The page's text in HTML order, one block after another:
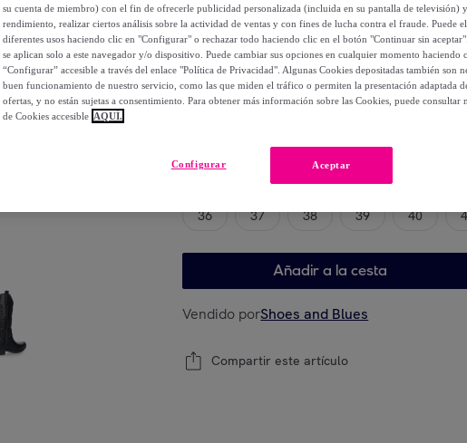
39,99 €
83,98 €
%
Elige tu modelo
36 37 38 39 40
Añadir a la cesta
Vendido porShoes and Blues
Compartir este artículo
su cuenta de miembro) con el fin de ofrecerle publicidad personalizada (incluida en su pantalla de televisión)
rendimiento, realizar ciertos análisis sobre la actividad de ventas y con fines de lucha contra el fraude. Puede
diferentes usos haciendo clic en "Configurar" o rechazar todo haciendo clic en el botón "Continuar sin
se aplican solo a este navegador y/o dispositivo. Puede cambiar sus opciones en cualquier momento haciendo
“Configurar” accesible a través del enlace "Política de Privacidad". Algunas Cookies depositadas también son
buen funcionamiento de nuestro servicio, como las que miden el tráfico o permiten la presentación adaptada
ofertas, y no están sujetas a consentimiento. Para obtener más información sobre las Cookies, puede consultar
de Cookies accesible AQUÍ.
Aceptar
Configurar